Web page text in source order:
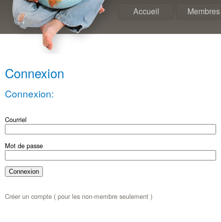
Accueil Membres
Connexion
Connexion:
Courriel
Mot de passe
Créer un compte ( pour les non-membre seulement )